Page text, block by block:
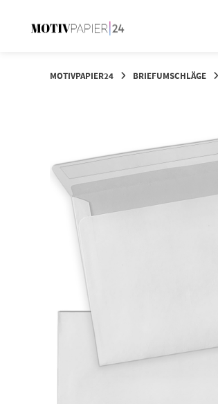
MOTIVPAPIER24 BRIEFUMSCHLÄGE